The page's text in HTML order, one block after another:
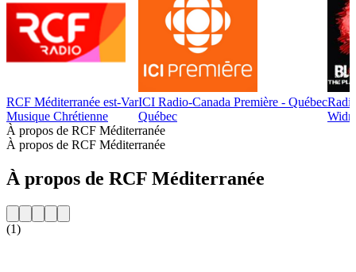
RCF Méditerranée est-Var
Musique Chrétienne
ICI Radio-Canada Première - Québec
Québec
À propos de RCF Méditerranée
À propos de RCF Méditerranée
À propos de RCF Méditerranée
(1)